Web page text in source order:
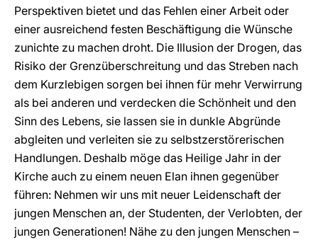
Perspektiven bietet und das Fehlen einer Arbeit oder
einer ausreichend festen Beschäftigung die Wünsche
zunichte zu machen droht. Die Illusion der Drogen, das
Risiko der Grenzüberschreitung und das Streben nach
dem Kurzlebigen sorgen bei ihnen für mehr Verwirrung
als bei anderen und verdecken die Schönheit und den
Sinn des Lebens, sie lassen sie in dunkle Abgründe
abgleiten und verleiten sie zu selbstzerstörerischen
Handlungen. Deshalb möge das Heilige Jahr in der
Kirche auch zu einem neuen Elan ihnen gegenüber
führen: Nehmen wir uns mit neuer Leidenschaft der
jungen Menschen an, der Studenten, der Verlobten, der
jungen Generationen! Nähe zu den jungen Menschen –